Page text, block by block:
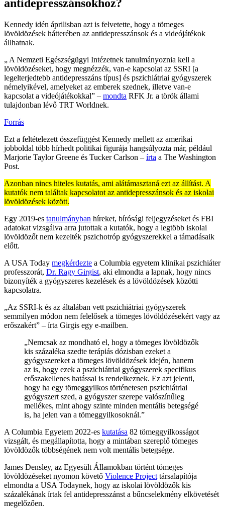
antidepresszánsokhoz?
Kennedy idén áprilisban azt is felvetette, hogy a tömeges
lövöldözések hátterében az antidepresszánsok és a videójátékok
állhatnak.
„ A Nemzeti Egészségügyi Intézetnek tanulmányoznia kell a
lövöldözéseket, hogy megnézzék, van-e kapcsolat az SSRI [a
legelterjedtebb antidepresszáns típus] és pszichiátriai gyógyszerek
némelyikével, amelyeket az emberek szednek, illetve van-e
kapcsolat a videójátékokkal” – mondta RFK Jr. a török állami
tulajdonban lévő TRT Worldnek.
Forrás
Ezt a feltételezett összefüggést Kennedy mellett az amerikai
jobboldal több hírhedt politikai figurája hangsúlyozta már, például
Marjorie Taylor Greene és Tucker Carlson – írta a The Washington
Post.
Azonban nincs hiteles kutatás, ami alátámasztaná ezt az állítást. A
kutatók nem találtak kapcsolatot az antidepresszánsok és az iskolai
lövöldözések között.
Egy 2019-es tanulmányban híreket, bírósági feljegyzéseket és FBI
adatokat vizsgálva arra jutottak a kutatók, hogy a legtöbb iskolai
lövöldözőt nem kezelték pszichotróp gyógyszerekkel a támadásaik
előtt.
A USA Today megkérdezte a Columbia egyetem klinikai pszichiáter
professzorát, Dr. Ragy Girgist, aki elmondta a lapnak, hogy nincs
bizonyíték a gyógyszeres kezelések és a lövöldözések közötti
kapcsolatra.
„Az SSRI-k és az általában vett pszichiátriai gyógyszerek
semmilyen módon nem felelősek a tömeges lövöldözésekért vagy az
erőszakért” – írta Girgis egy e-mailben.
„Nemcsak az mondható el, hogy a tömeges lövöldözők
kis százaléka szedte terápiás dózisban ezeket a
gyógyszereket a tömeges lövöldözések idején, hanem
az is, hogy ezek a pszichiátriai gyógyszerek specifikus
erőszakellenes hatással is rendelkeznek. Ez azt jelenti,
hogy ha egy tömeggyilkos történetesen pszichiátriai
gyógyszert szed, a gyógyszer szerepe valószínűleg
mellékes, mint ahogy szinte minden mentális betegségé
is, ha jelen van a tömeggyilkosoknál.”
A Columbia Egyetem 2022-es kutatása 82 tömeggyilkosságot
vizsgált, és megállapította, hogy a mintában szereplő tömeges
lövöldözők többségének nem volt mentális betegsége.
James Densley, az Egyesült Államokban történt tömeges
lövöldözéseket nyomon követő Violence Project társalapítója
elmondta a USA Todaynek, hogy az iskolai lövöldözők kis
százalékának írtak fel antidepresszánst a bűncselekmény elkövetését
megelőzően.